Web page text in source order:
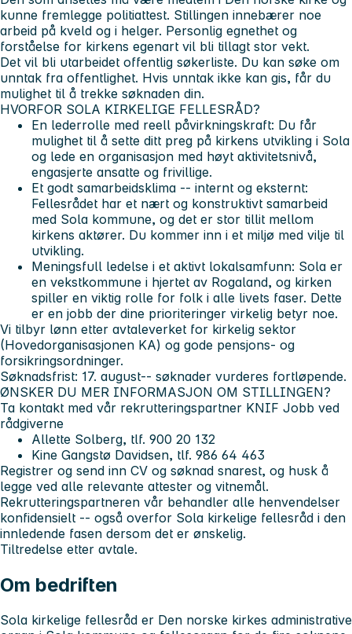
kunne fremlegge politiattest. Stillingen innebærer noe
arbeid på kveld og i helger. Personlig egnethet og
forståelse for kirkens egenart vil bli tillagt stor vekt.
Det vil bli utarbeidet offentlig søkerliste. Du kan søke om
unntak fra offentlighet. Hvis unntak ikke kan gis, får du
mulighet til å trekke søknaden din.
HVORFOR SOLA KIRKELIGE FELLESRÅD?
En lederrolle med reell påvirkningskraft: Du får
mulighet til å sette ditt preg på kirkens utvikling i Sola
og lede en organisasjon med høyt aktivitetsnivå,
engasjerte ansatte og frivillige.
Et godt samarbeidsklima -- internt og eksternt:
Fellesrådet har et nært og konstruktivt samarbeid
med Sola kommune, og det er stor tillit mellom
kirkens aktører. Du kommer inn i et miljø med vilje til
utvikling.
Meningsfull ledelse i et aktivt lokalsamfunn: Sola er
en vekstkommune i hjertet av Rogaland, og kirken
spiller en viktig rolle for folk i alle livets faser. Dette
er en jobb der dine prioriteringer virkelig betyr noe.
Vi tilbyr lønn etter avtaleverket for kirkelig sektor
(Hovedorganisasjonen KA) og gode pensjons- og
forsikringsordninger.
Søknadsfrist: 17. august-- søknader vurderes fortløpende.
ØNSKER DU MER INFORMASJON OM STILLINGEN?
Ta kontakt med vår rekrutteringspartner KNIF Jobb ved
rådgiverne
Allette Solberg, tlf. 900 20 132
Kine Gangstø Davidsen, tlf. 986 64 463
Registrer og send inn CV og søknad snarest, og husk å
legge ved alle relevante attester og vitnemål.
Rekrutteringspartneren vår behandler alle henvendelser
konfidensielt -- også overfor Sola kirkelige fellesråd i den
innledende fasen dersom det er ønskelig.
Tiltredelse etter avtale.
Om bedriften
Sola kirkelige fellesråd er Den norske kirkes administrative